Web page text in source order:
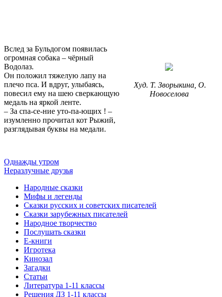
Вслед за Бульдогом появилась
огромная собака – чёрный
Водолаз.
Он положил тяжелую лапу на
плечо пса. И вдруг, улыбаясь,
повесил ему на шею сверкающую
медаль на яркой ленте.
– За спа-се-ние уто-па-ющих ! –
изумленно прочитал кот Рыжий,
разглядывая буквы на медали.
Худ. Т. Зворыкина, О.
Новоселова
Однажды утром
Неразлучные друзья
Народные сказки
Мифы и легенды
Сказки русских и советских писателей
Сказки зарубежных писателей
Народное творчество
Послушать сказки
Е-книги
Игротека
Кинозал
Загадки
Статьи
Литература 1-11 классы
Решения ДЗ 1-11 классы